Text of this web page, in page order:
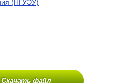
(НГУЭУ)
Скачать файл